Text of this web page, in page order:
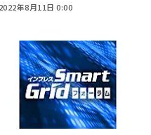
2022年8月11日 0:00